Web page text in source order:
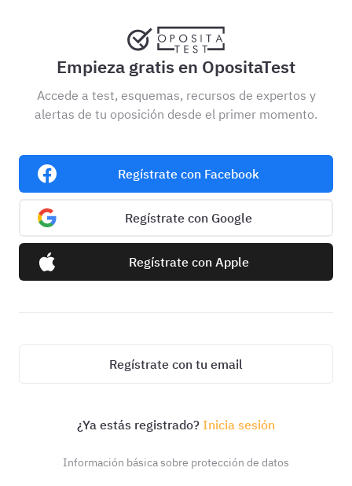
Empieza gratis en OpositaTest
Accede a test, esquemas, recursos de expertos y
alertas de tu oposición desde el primer momento.
Regístrate con Facebook
Regístrate con Google
Regístrate con Apple
Regístrate con tu email
¿Ya estás registrado? Inicia sesión
Información básica sobre protección de datos